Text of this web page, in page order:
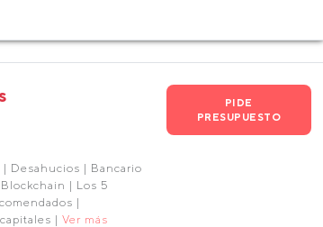
Desahucios | Bancario
| Los 5
|
| Ver más
PIDE
PRESUPUESTO